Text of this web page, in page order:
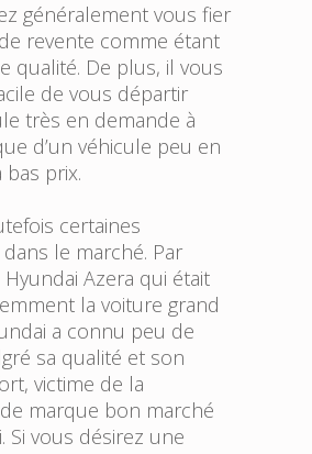
généralement vous fier
revente comme étant
qualité. De plus, il vous
de vous départir
très en demande à
d’un véhicule peu en
prix.
certaines
le marché. Par
Azera qui était
la voiture grand
a connu peu de
sa qualité et son
victime de la
marque bon marché
Si vous désirez une